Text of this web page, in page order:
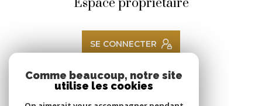
SE CONNECTER
ADHÉRENTS
Comme beaucoup, notre site
utilise les cookies